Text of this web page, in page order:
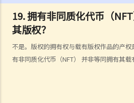
19. 拥有非同质化代币（
其版权？
不是。版权的拥有权与载有版权作品的产
有非同质化代币（NFT） 并非等同拥有其载
告示吗？
4. 我怎样可以找出作品的版权拥有人？
5. 我怎样可以取得许可，去使用版权作品？
6. 有没有作品可供我自由使用，而毋须事先
取得许可？